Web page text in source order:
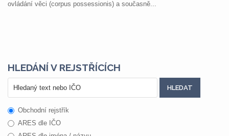
ovládání věci (corpus possessionis) a současně...
HLEDÁNÍ V REJSTŘÍCÍCH
Obchodní rejstřík
ARES dle IČO